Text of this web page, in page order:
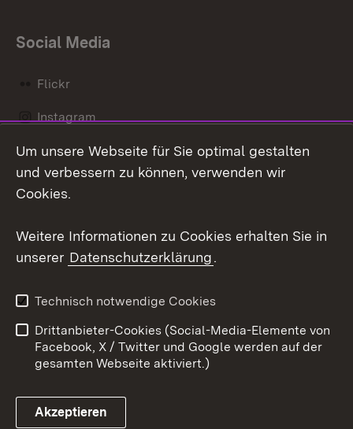
Social Media
Flickr
Instagram
Social Wall
Link zum Landesportal
Barrierefreiheit
Benutzungshinweise
Impressum
Cookies
Um unsere Webseite für Sie optimal gestalten
und verbessern zu können, verwenden wir
Cookies.
Weitere Informationen zu Cookies erhalten Sie in
unserer Datenschutzerklärung.
Technisch notwendige Cookies
Drittanbieter-Cookies (Social-Media-Elemente von
Facebook, X / Twitter und Google werden auf der
gesamten Webseite aktiviert.)
Akzeptieren